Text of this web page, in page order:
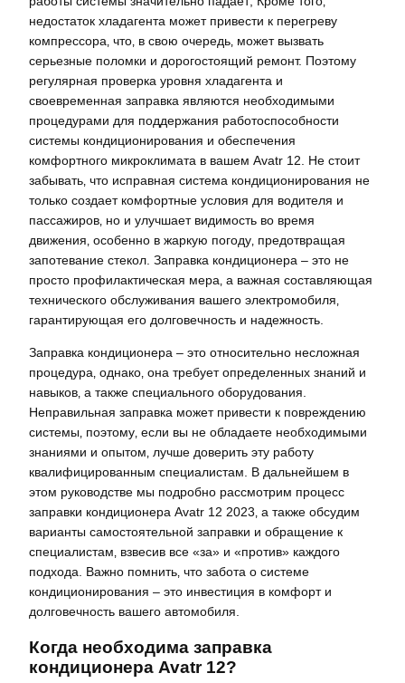
недостаток хладагента может привести к перегреву
компрессора‚ что‚ в свою очередь‚ может вызвать
серьезные поломки и дорогостоящий ремонт. Поэтому
регулярная проверка уровня хладагента и
своевременная заправка являются необходимыми
процедурами для поддержания работоспособности
системы кондиционирования и обеспечения
комфортного микроклимата в вашем Avatr 12. Не стоит
забывать‚ что исправная система кондиционирования не
только создает комфортные условия для водителя и
пассажиров‚ но и улучшает видимость во время
движения‚ особенно в жаркую погоду‚ предотвращая
запотевание стекол. Заправка кондиционера – это не
просто профилактическая мера‚ а важная составляющая
технического обслуживания вашего электромобиля‚
гарантирующая его долговечность и надежность.
Заправка кондиционера – это относительно несложная
процедура‚ однако‚ она требует определенных знаний и
навыков‚ а также специального оборудования.
Неправильная заправка может привести к повреждению
системы‚ поэтому‚ если вы не обладаете необходимыми
знаниями и опытом‚ лучше доверить эту работу
квалифицированным специалистам. В дальнейшем в
этом руководстве мы подробно рассмотрим процесс
заправки кондиционера Avatr 12 2023‚ а также обсудим
варианты самостоятельной заправки и обращение к
специалистам‚ взвесив все «за» и «против» каждого
подхода. Важно помнить‚ что забота о системе
кондиционирования – это инвестиция в комфорт и
долговечность вашего автомобиля.
Когда необходима заправка
кондиционера Avatr 12?